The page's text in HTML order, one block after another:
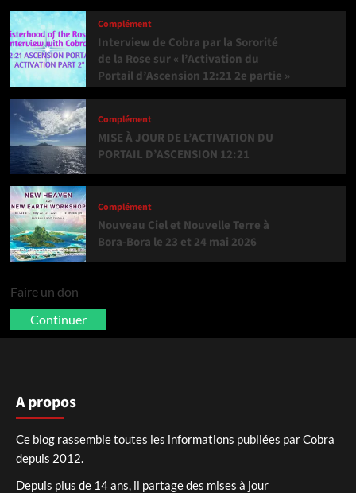
Complément
Interview de Cobra par la Sororité
de la Rose sur « l’Activation du
Portail d’Ascension 12:21 2e partie »
Complément
MISE À JOUR DE L’ACTIVATION DU
PORTAIL D’ASCENSION 12:21
Complément
Nouveau Ciel et Nouvelle Terre à
Bora-Bora le 23 et 24 mai 2026
Faire un don
Continuer
A propos
Ce blog rassemble toutes les informations publiées par Cobra
depuis 2012.
Depuis plus de 14 ans, il partage des mises à jour